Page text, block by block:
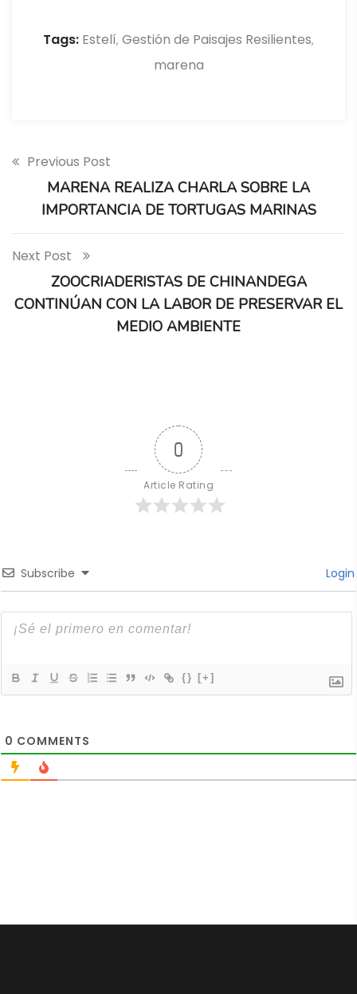
Tags: Estelí, Gestión de Paisajes Resilientes,
marena
Previous Post
MARENA REALIZA CHARLA SOBRE LA
IMPORTANCIA DE TORTUGAS MARINAS
Next Post
ZOOCRIADERISTAS DE CHINANDEGA
CONTINÚAN CON LA LABOR DE PRESERVAR EL
MEDIO AMBIENTE
0
Article Rating
Subscribe Login
{} [+]
0 COMMENTS